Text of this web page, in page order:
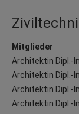
Mitglieder
Architektin Dipl.-
Architektin Dipl.-
Architektin Dipl.-
Architektin Dipl.-